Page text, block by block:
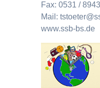
Fax: 0531 /
Mail:
www.ssb-bs.de